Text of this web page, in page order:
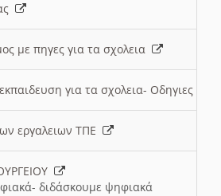
με πηγες για τα σχολεια
για τα σχολεια- Οδηγιες
εργαλειων ΤΠΕ
διδάσκουμε ψηφιακά